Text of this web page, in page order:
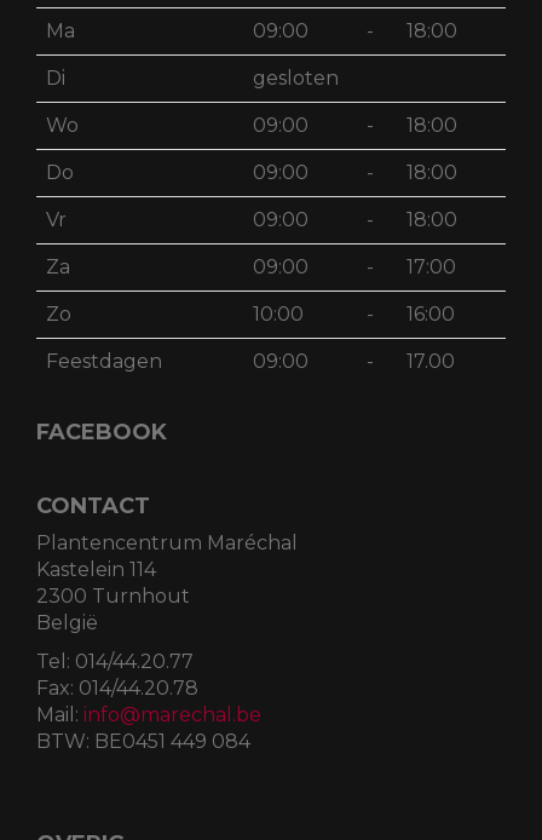
Ma 09:00 - 18:00
Di gesloten
Wo 09:00 - 18:00
Do 09:00 - 18:00
Vr 09:00 - 18:00
Za 09:00 - 17:00
Zo 10:00 - 16:00
Feestdagen 09:00 - 17.00
FACEBOOK
CONTACT
Plantencentrum Maréchal
Kastelein 114
2300 Turnhout
België
Tel: 014/44.20.77
Fax: 014/44.20.78
Mail: info@marechal.be
BTW: BE0451 449 084